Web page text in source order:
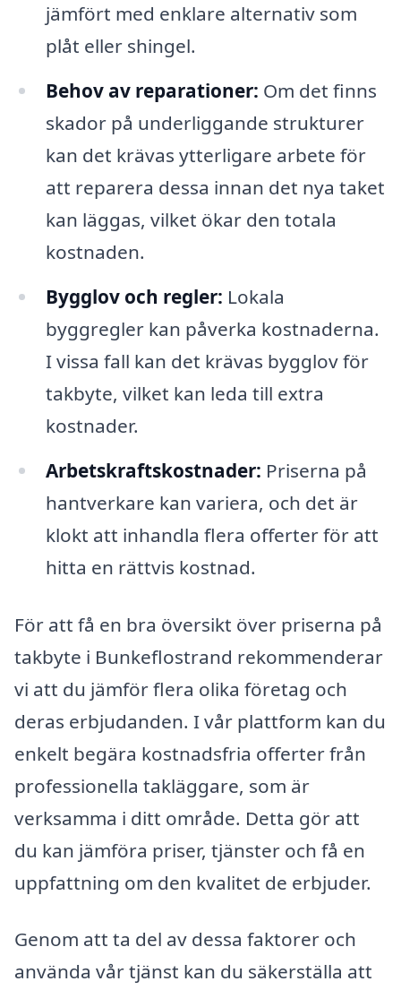
jämfört med enklare alternativ som
plåt eller shingel.
Behov av reparationer: Om det finns
skador på underliggande strukturer
kan det krävas ytterligare arbete för
att reparera dessa innan det nya taket
kan läggas, vilket ökar den totala
kostnaden.
Bygglov och regler: Lokala
byggregler kan påverka kostnaderna.
I vissa fall kan det krävas bygglov för
takbyte, vilket kan leda till extra
kostnader.
Arbetskraftskostnader: Priserna på
hantverkare kan variera, och det är
klokt att inhandla flera offerter för att
hitta en rättvis kostnad.
För att få en bra översikt över priserna på
takbyte i Bunkeflostrand rekommenderar
vi att du jämför flera olika företag och
deras erbjudanden. I vår plattform kan du
enkelt begära kostnadsfria offerter från
professionella takläggare, som är
verksamma i ditt område. Detta gör att
du kan jämföra priser, tjänster och få en
uppfattning om den kvalitet de erbjuder.
Genom att ta del av dessa faktorer och
använda vår tjänst kan du säkerställa att